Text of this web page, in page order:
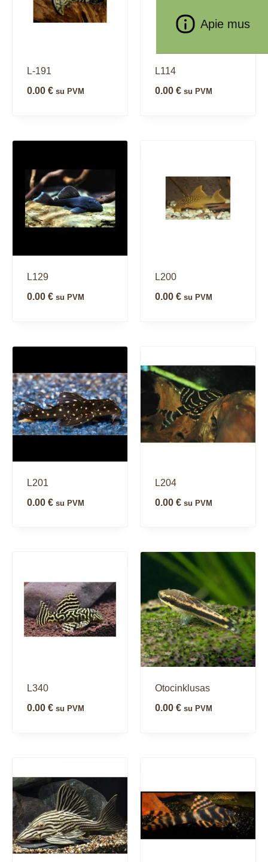
Apie mus
L-191
0.00 € su PVM
L114
0.00 € su PVM
L129
0.00 € su PVM
L200
0.00 € su PVM
L201
0.00 € su PVM
L204
0.00 € su PVM
L340
0.00 € su PVM
Otocinklusas
0.00 € su PVM